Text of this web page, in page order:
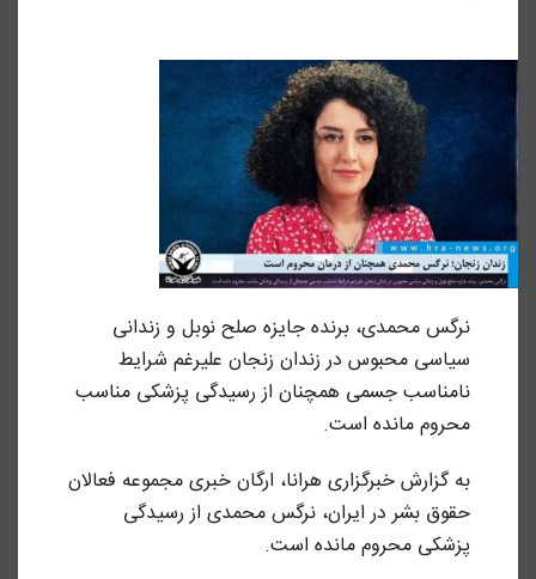
نرگس محمدی، برنده جایزه صلح نوبل و زندانی
سیاسی محبوس در زندان زنجان علیرغم شرایط
نامناسب جسمی همچنان از رسیدگی پزشکی مناسب
محروم مانده است.
به گزارش خبرگزاری هرانا، ارگان خبری مجموعه فعالان
حقوق بشر در ایران، نرگس محمدی از رسیدگی
پزشکی محروم مانده است.